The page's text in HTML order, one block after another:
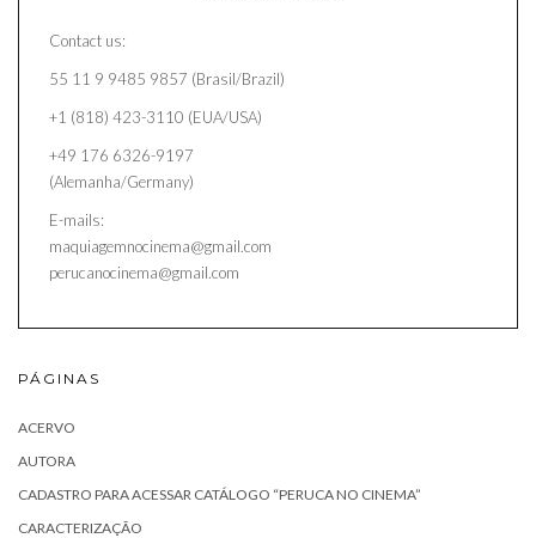
Contact us:
55 11 9 9485 9857 (Brasil/Brazil)
+1 (818) 423-3110 (EUA/USA)
+49 176 6326-9197
(Alemanha/Germany)
E-mails:
maquiagemnocinema@gmail.com
perucanocinema@gmail.com
PÁGINAS
ACERVO
AUTORA
CADASTRO PARA ACESSAR CATÁLOGO “PERUCA NO CINEMA”
CARACTERIZAÇÃO